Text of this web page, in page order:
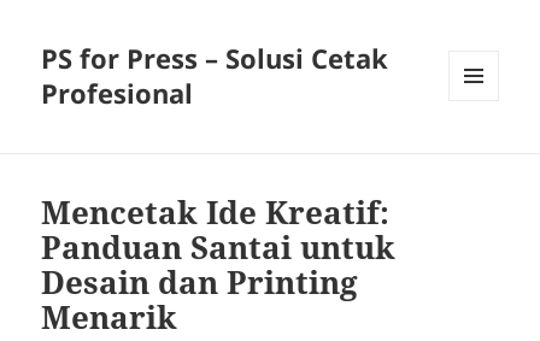
PS for Press – Solusi Cetak
Profesional
Mencetak Ide Kreatif:
Panduan Santai untuk
Desain dan Printing
Menarik